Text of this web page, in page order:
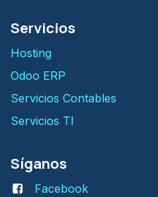
Servicios
H​osting
Odoo ERP
Servicios Contables
Servicios TI
Síganos
Facebook